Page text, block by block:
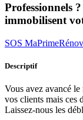
Professionnels
immobilisent
SOS MaPrimeRénov
Descriptif
Vous avez avancé
vos clients mais ces
Laissez-nous les